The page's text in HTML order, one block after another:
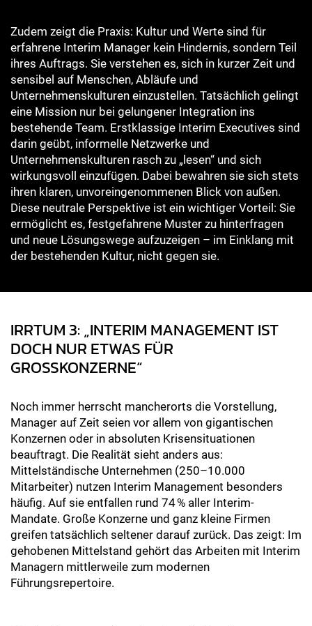
Zudem zeigt die Praxis: Kultur und Werte sind für
erfahrene Interim Manager kein Hindernis, sondern Teil
ihres Auftrags. Sie verstehen es, sich in kurzer Zeit und
sensibel auf Menschen, Abläufe und
Unternehmenskulturen einzustellen. Tatsächlich gelingt
eine Mission nur bei gelungener Integration ins
bestehende Team. Erstklassige Interim Executives sind
darin geübt, informelle Netzwerke und
Unternehmenskulturen rasch zu „lesen“ und sich
wirkungsvoll einzufügen. Dabei bewahren sie sich stets
ihren klaren, unvoreingenommenen Blick von außen.
Diese neutrale Perspektive ist ein wichtiger Vorteil: Sie
ermöglicht es, festgefahrene Muster zu hinterfragen
und neue Lösungswege aufzuzeigen – im Einklang mit
der bestehenden Kultur, nicht gegen sie.
IRRTUM 3: „INTERIM MANAGEMENT IST
DOCH NUR ETWAS FÜR
GROSSKONZERNE“
Noch immer herrscht mancherorts die Vorstellung,
Manager auf Zeit seien vor allem von gigantischen
Konzernen oder in absoluten Krisensituationen
beauftragt. Die Realität sieht anders aus:
Mittelständische Unternehmen (250–10.000
Mitarbeiter) nutzen Interim Management besonders
häufig. Auf sie entfallen rund 74 % aller Interim-
Mandate. Große Konzerne und ganz kleine Firmen
greifen tatsächlich seltener darauf zurück. Das zeigt: Im
gehobenen Mittelstand gehört das Arbeiten mit Interim
Managern mittlerweile zum modernen
Führungsrepertoire.